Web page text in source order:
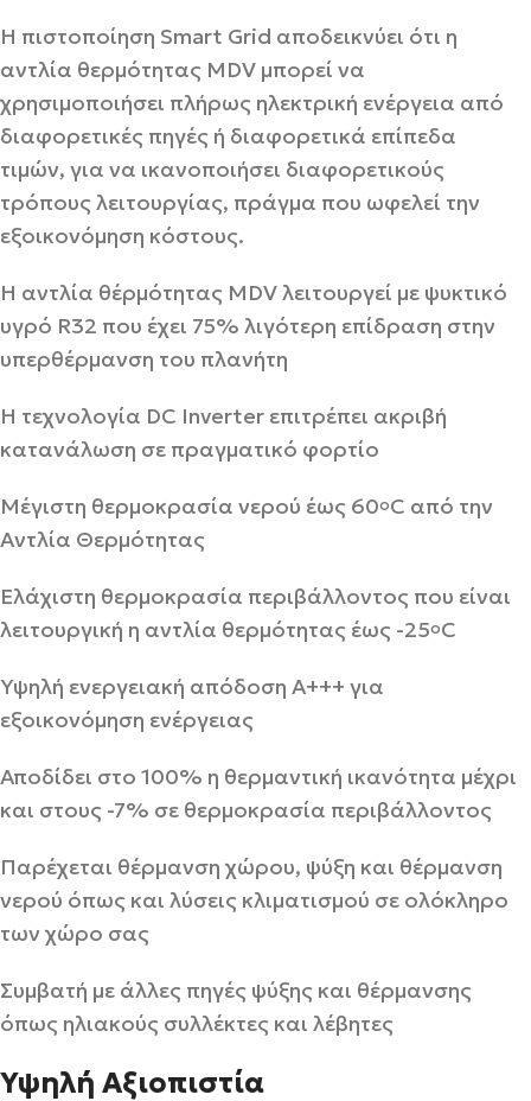
Η πιστοποίηση Smart Grid αποδεικνύει ότι η
αντλία θερμότητας MDV μπορεί να
χρησιμοποιήσει πλήρως ηλεκτρική ενέργεια από
διαφορετικές πηγές ή διαφορετικά επίπεδα
τιμών, για να ικανοποιήσει διαφορετικούς
τρόπους λειτουργίας, πράγμα που ωφελεί την
εξοικονόμηση κόστους.
Η αντλία θέρμότητας MDV λειτουργεί με ψυκτικό
υγρό R32 που έχει 75% λιγότερη επίδραση στην
υπερθέρμανση του πλανήτη
Η τεχνολογία DC Inverter επιτρέπει ακριβή
κατανάλωση σε πραγματικό φορτίο
Μέγιστη θερμοκρασία νερού έως 60oC από την
Αντλία Θερμότητας
Ελάχιστη θερμοκρασία περιβάλλοντος που είναι
λειτουργική η αντλία θερμότητας έως -25oC
Υψηλή ενεργειακή απόδοση A+++ για
εξοικονόμηση ενέργειας
Αποδίδει στο 100% η θερμαντική ικανότητα μέχρι
και στους -7% σε θερμοκρασία περιβάλλοντος
Παρέχεται θέρμανση χώρου, ψύξη και θέρμανση
νερού όπως και λύσεις κλιματισμού σε ολόκληρο
των χώρο σας
Συμβατή με άλλες πηγές ψύξης και θέρμανσης
όπως ηλιακούς συλλέκτες και λέβητες
Υψηλή Αξιοπιστία